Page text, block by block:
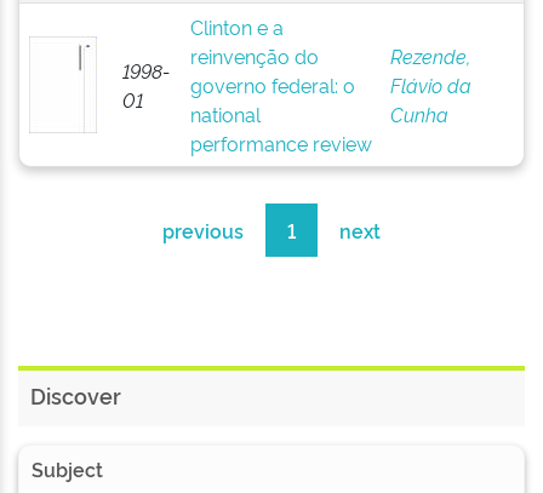
1998-
01
Clinton e a
reinvenção do
governo federal: o
national
performance review
Rezende,
Flávio da
Cunha
previous 1 next
Discover
Subject